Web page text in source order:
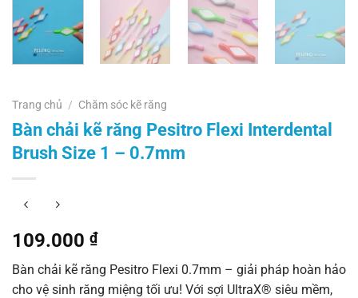
Trang chủ / Chăm sóc kẽ răng
Bàn chải kẽ răng Pesitro Flexi Interdental
Brush Size 1 – 0.7mm
109.000 ₫
Bàn chải kẽ răng Pesitro Flexi 0.7mm – giải pháp hoàn hảo
cho vệ sinh răng miệng tối ưu! Với sợi UltraX® siêu mềm,